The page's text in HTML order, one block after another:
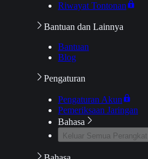
Riwayat Tontonan
Bantuan dan Lainnya
Bantuan
Blog
Pengaturan
Pengaturan Akun
Pemeriksaan Jaringan
Bahasa
Keluar Semua Perangkat